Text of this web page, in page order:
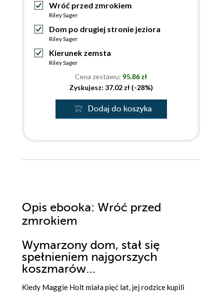
Wróć przed zmrokiem
Riley Sager
Dom po drugiej stronie jeziora
Riley Sager
Kierunek zemsta
Riley Sager
Cena zestawu: 95.86 zł
Zyskujesz: 37.02 zł (-28%)
Dodaj do koszyka
Opis ebooka: Wróć przed
zmrokiem
Wymarzony dom, stał się
spełnieniem najgorszych
koszmarów…
Kiedy Maggie Holt miała pięć lat, jej rodzice kupili